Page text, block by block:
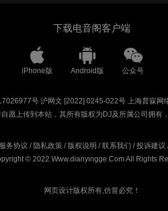
下载电音阁客户端
iPhone版 Android版 公众号
号 沪网文 [2022] 0245-022号 上海普寐网
愿上传到本站，其所有版权为DJ及所属公司拥有
务协议 / 隐私政策/ 版权说明 /联系我们 /投诉建议
© 2022 Www.dianyingge.Com All Rights
网页设计版权所有,仿冒必究！